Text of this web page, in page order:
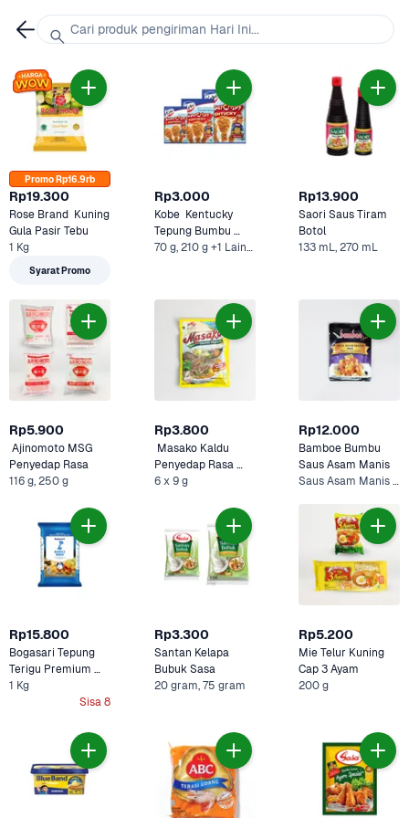
Promo Rp16.9rb
Rp19.300
Rose Brand  Kuning
Gula Pasir Tebu
1 Kg
Syarat Promo
Rp3.000
Kobe  Kentucky
Tepung Bumbu
Super Crispy
70 g, 210 g +1 Lainnya
Rp13.900
Saori Saus Tiram
Botol
133 mL, 270 mL
Rp5.900
Ajinomoto MSG
116 g, 250 g
Rp3.800
Masako Kaldu
Penyedap Rasa
Sapi
6 x 9 g
Rp12.000
Bamboe Bumbu
Saus Asam Manis - 80 gram
Rp15.800
Bogasari Tepung
Terigu Premium
1 Kg
Sisa 8
Rp3.300
Santan Kelapa
Bubuk Sasa
20 gram, 75 gram
Rp5.200
Mie Telur Kuning
Cap 3 Ayam
200 g
Cari produk pengiriman Hari Ini...